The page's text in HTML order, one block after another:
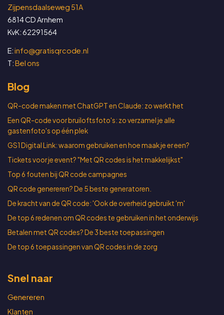
Zijpensdaalseweg 51A
6814 CD Arnhem
KvK: 62291564
E:info@gratisqrcode.nl
T:Bel ons
Blog
QR-code maken met ChatGPT en Claude: zo werkt het
Een QR-code voor bruiloftsfoto's: zo verzamel je alle
gastenfoto's op één plek
GS1 Digital Link: waarom gebruiken en hoe maak je er een?
Tickets voor je event? "Met QR codes is het makkelijkst"
Top 6 fouten bij QR code campagnes
QR code genereren? De 5 beste generatoren.
De kracht van de QR code: 'Ook de overheid gebruikt 'm'
De top 6 redenen om QR codes te gebruiken in het onderwijs
Betalen met QR codes? De 3 beste toepassingen
De top 6 toepassingen van QR codes in de zorg
Snel naar
Genereren
Klanten